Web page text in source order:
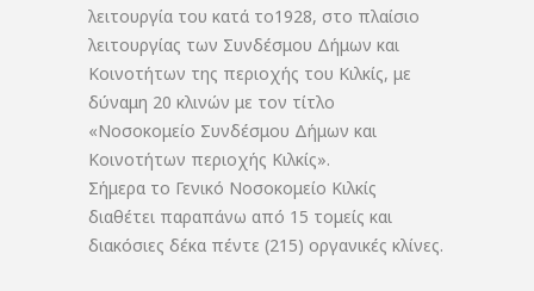
λειτουργία του κατά το1928, στο πλαίσιο
λειτουργίας των Συνδέσμου Δήμων και
Κοινοτήτων της περιοχής του Κιλκίς, με
δύναμη 20 κλινών με τον τίτλο
«Νοσοκομείο Συνδέσμου Δήμων και
Κοινοτήτων περιοχής Κιλκίς».
Σήμερα το Γενικό Νοσοκομείο Κιλκίς
διαθέτει παραπάνω από 15 τομείς και
διακόσιες δέκα πέντε (215) οργανικές κλίνες.